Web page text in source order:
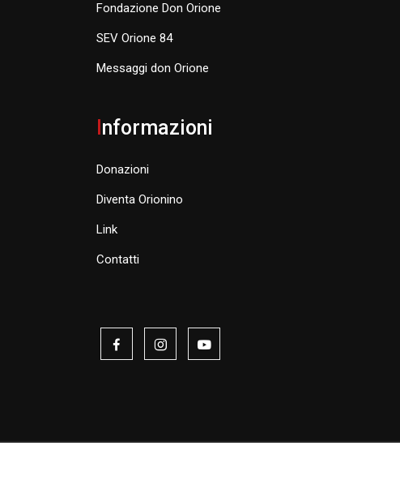
Fondazione Don Orione
SEV Orione 84
Messaggi don Orione
nformazioni
Donazioni
Diventa Orionino
Link
Contatti